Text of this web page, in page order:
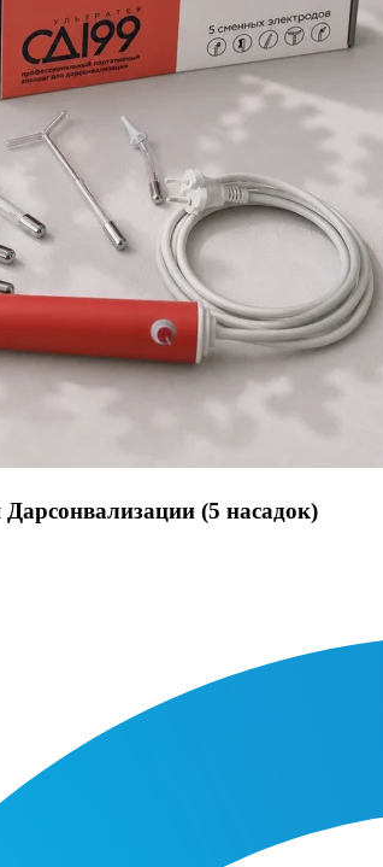
(5 насадок)